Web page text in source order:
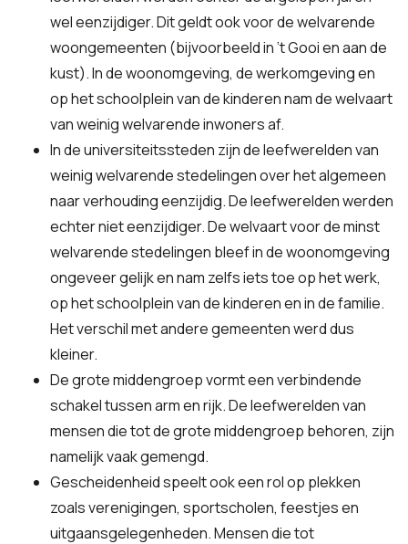
wel eenzijdiger. Dit geldt ook voor de welvarende
woongemeenten (bijvoorbeeld in ’t Gooi en aan de
kust). In de woonomgeving, de werkomgeving en
op het schoolplein van de kinderen nam de welvaart
van weinig welvarende inwoners af.
In de universiteitssteden zijn de leefwerelden van
weinig welvarende stedelingen over het algemeen
naar verhouding eenzijdig. De leefwerelden werden
echter niet eenzijdiger. De welvaart voor de minst
welvarende stedelingen bleef in de woonomgeving
ongeveer gelijk en nam zelfs iets toe op het werk,
op het schoolplein van de kinderen en in de familie.
Het verschil met andere gemeenten werd dus
kleiner.
De grote middengroep vormt een verbindende
schakel tussen arm en rijk. De leefwerelden van
mensen die tot de grote middengroep behoren, zijn
namelijk vaak gemengd.
Gescheidenheid speelt ook een rol op plekken
zoals verenigingen, sportscholen, feestjes en
uitgaansgelegenheden. Mensen die tot